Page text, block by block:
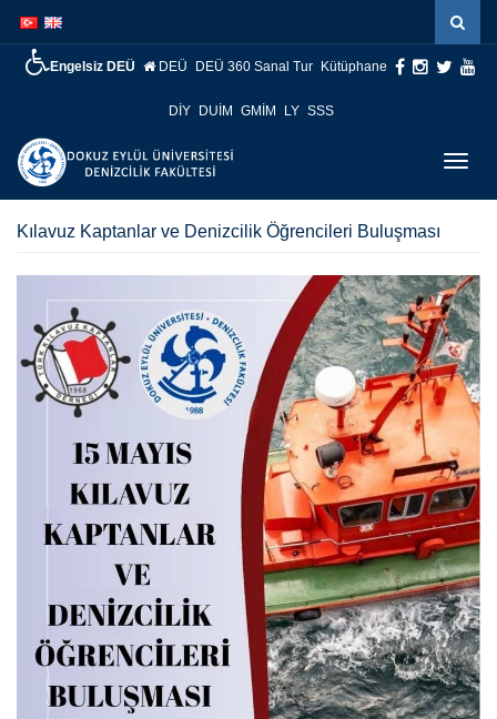
atla
atla
Engelsiz DEÜ DEÜ DEÜ 360 Sanal Tur Kütüphane
DİY DUİM GMİM LY SSS
Kılavuz Kaptanlar ve Denizcilik Öğrencileri Buluşması